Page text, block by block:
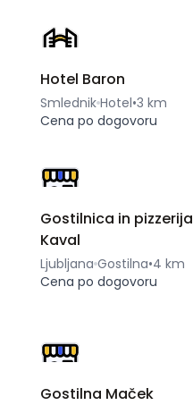
Hotel Baron
Smlednik Hotel•3 km
Cena po dogovoru
Gostilnica in pizzerija
Kaval
Ljubljana Gostilna•4 km
Cena po dogovoru
Gostilna Maček